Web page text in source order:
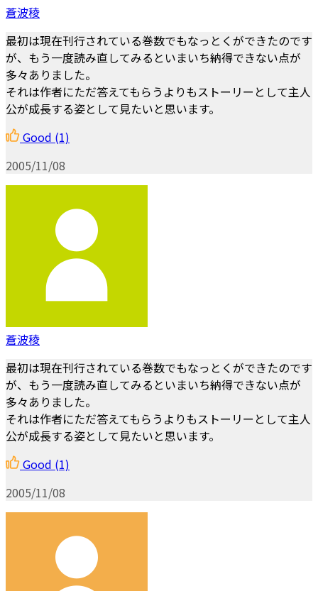
蒼波稜
最初は現在刊行されている巻数でもなっとくができたのです
が、もう一度読み直してみるといまいち納得できない点が
多々ありました。
それは作者にただ答えてもらうよりもストーリーとして主人
公が成長する姿として見たいと思います。
Good (1)
2005/11/08
蒼波稜
最初は現在刊行されている巻数でもなっとくができたのです
が、もう一度読み直してみるといまいち納得できない点が
多々ありました。
それは作者にただ答えてもらうよりもストーリーとして主人
公が成長する姿として見たいと思います。
Good (1)
2005/11/08